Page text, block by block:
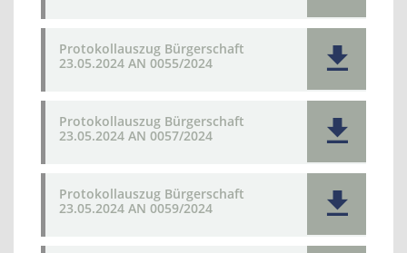
Protokollauszug Bürgerschaft
23.05.2024 AN 0055/2024
Protokollauszug Bürgerschaft
23.05.2024 AN 0057/2024
Protokollauszug Bürgerschaft
23.05.2024 AN 0059/2024